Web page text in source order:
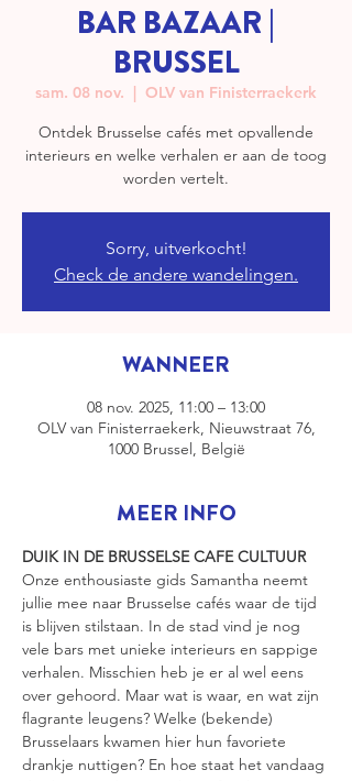
BAR BAZAAR |
BRUSSEL
sam. 08 nov.
  |
OLV van Finisterraekerk
Ontdek Brusselse cafés met opvallende
interieurs en welke verhalen er aan de toog
worden vertelt.
Sorry, uitverkocht!
Check de andere wandelingen.
WANNEER
08 nov. 2025, 11:00 – 13:00
OLV van Finisterraekerk, Nieuwstraat 76,
1000 Brussel, België
MEER INFO
DUIK IN DE BRUSSELSE CAFE CULTUUR
Onze enthousiaste gids Samantha neemt
jullie mee naar Brusselse cafés waar de tijd
is blijven stilstaan. In de stad vind je nog
vele bars met unieke interieurs en sappige
verhalen. Misschien heb je er al wel eens
over gehoord. Maar wat is waar, en wat zijn
flagrante leugens? Welke (bekende)
Brusselaars kwamen hier hun favoriete
drankje nuttigen? En hoe staat het vandaag